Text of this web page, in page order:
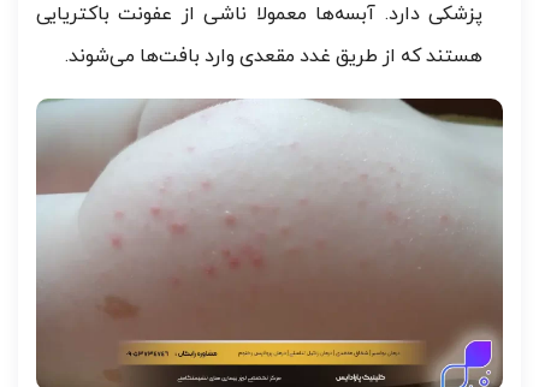
پزشکی دارد. آبسه‌ها معمولا ناشی از عفونت باکتریایی
هستند که از طریق غدد مقعدی وارد بافت‌ها می‌شوند.